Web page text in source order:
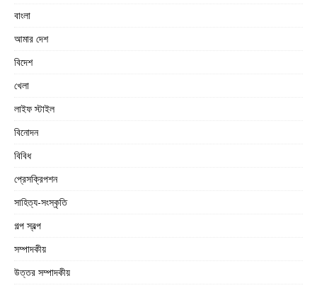
বাংলা
আমার দেশ
বিদেশ
খেলা
লাইফ স্টাইল
বিনোদন
বিবিধ
প্রেসক্রিপশন
সাহিত্য-সংস্কৃতি
গল্প স্বল্প
সম্পাদকীয়
উত্তর সম্পাদকীয়